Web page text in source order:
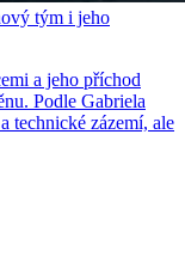
tým i jeho
a jeho příchod
Podle Gabriela
technické zázemí, ale